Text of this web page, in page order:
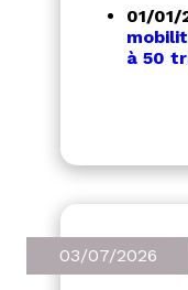
01/01/
à 50
03/07/2026